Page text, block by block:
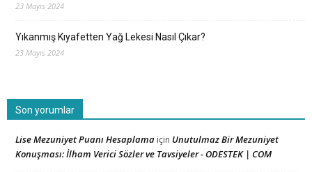
23 Mayıs 2024
Yıkanmış Kıyafetten Yağ Lekesi Nasıl Çıkar?
23 Mayıs 2024
Son yorumlar
Lise Mezuniyet Puanı Hesaplama için Unutulmaz Bir Mezuniyet
Konuşması: İlham Verici Sözler ve Tavsiyeler - ODESTEK | COM